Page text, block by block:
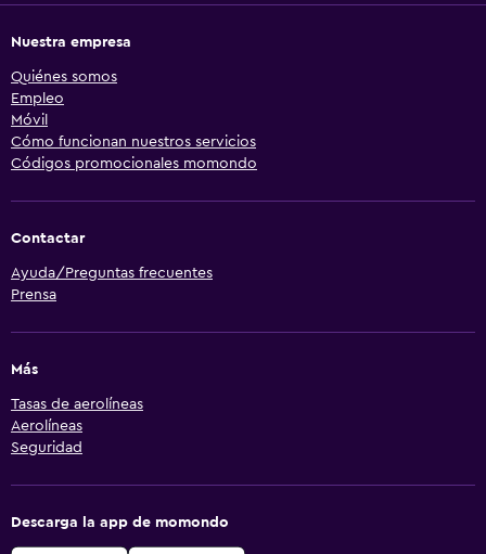
Nuestra empresa
Quiénes somos
Empleo
Móvil
Cómo funcionan nuestros servicios
Códigos promocionales momondo
Contactar
Ayuda/Preguntas frecuentes
Prensa
Más
Tasas de aerolíneas
Aerolíneas
Seguridad
Descarga la app de momondo